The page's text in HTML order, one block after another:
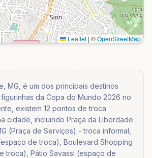
Leaflet | ©OpenStreetMap
MG, é um dos principais destinos
da Copa do Mundo 2026 no
existem 12 pontos de troca
cidade, incluindo Praça da Liberdade
(Praça de Serviços) - troca informal,
de troca), Boulevard Shopping
troca), Pátio Savassi (espaço de